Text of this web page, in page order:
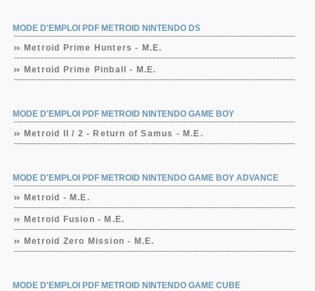
MODE D'EMPLOI PDF METROID NINTENDO DS
Metroid Prime Hunters - M.E.
Metroid Prime Pinball - M.E.
MODE D'EMPLOI PDF METROID NINTENDO GAME BOY
Metroid II / 2 - Return of Samus - M.E.
MODE D'EMPLOI PDF METROID NINTENDO GAME BOY ADVANCE
Metroid - M.E.
Metroid Fusion - M.E.
Metroid Zero Mission - M.E.
MODE D'EMPLOI PDF METROID NINTENDO GAME CUBE